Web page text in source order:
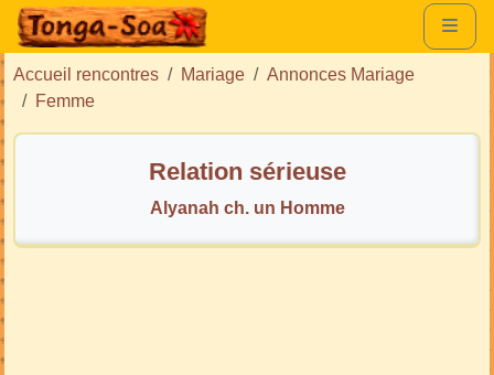
Accueil rencontres Mariage
Annonces Mariage
Femme
Relation sérieuse
Alyanah ch. un Homme